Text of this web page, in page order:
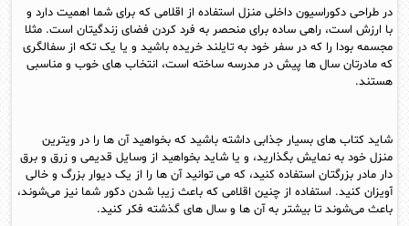
در طراحی دکوراسیون داخلی منزل استفاده از اقلامی که برای شما اهمیت دارد و
با ارزش است، راهی ساده برای منحصر به فرد کردن فضای زندگیتان است. مثلا
مجسمه بودا را که در سفر خود به تایلند خریده باشید و یا یک تکه از سفالگری
که مادرتان سال ها پیش در مدرسه ساخته است، انتخاب های خوب و مناسبی
هستند.
شاید کتاب های بسیار جذابی داشته باشید که بخواهید آن ها را در ویترین
منزل خود به نمایش بگذارید، و یا شاید بخواهید از وسایل قدیمی و زرق و برق
دار مادر بزرگتان استفاده کنید، که می توانید آن ها را از یک دیوار بزرگ و خالی
آویزان کنید. استفاده از چنین اقلامی که باعث زیبا شدن دکور شما نیز می‌شوند،
باعث می‌شوند تا بیشتر به آن ها و سال های گذشته فکر کنید.